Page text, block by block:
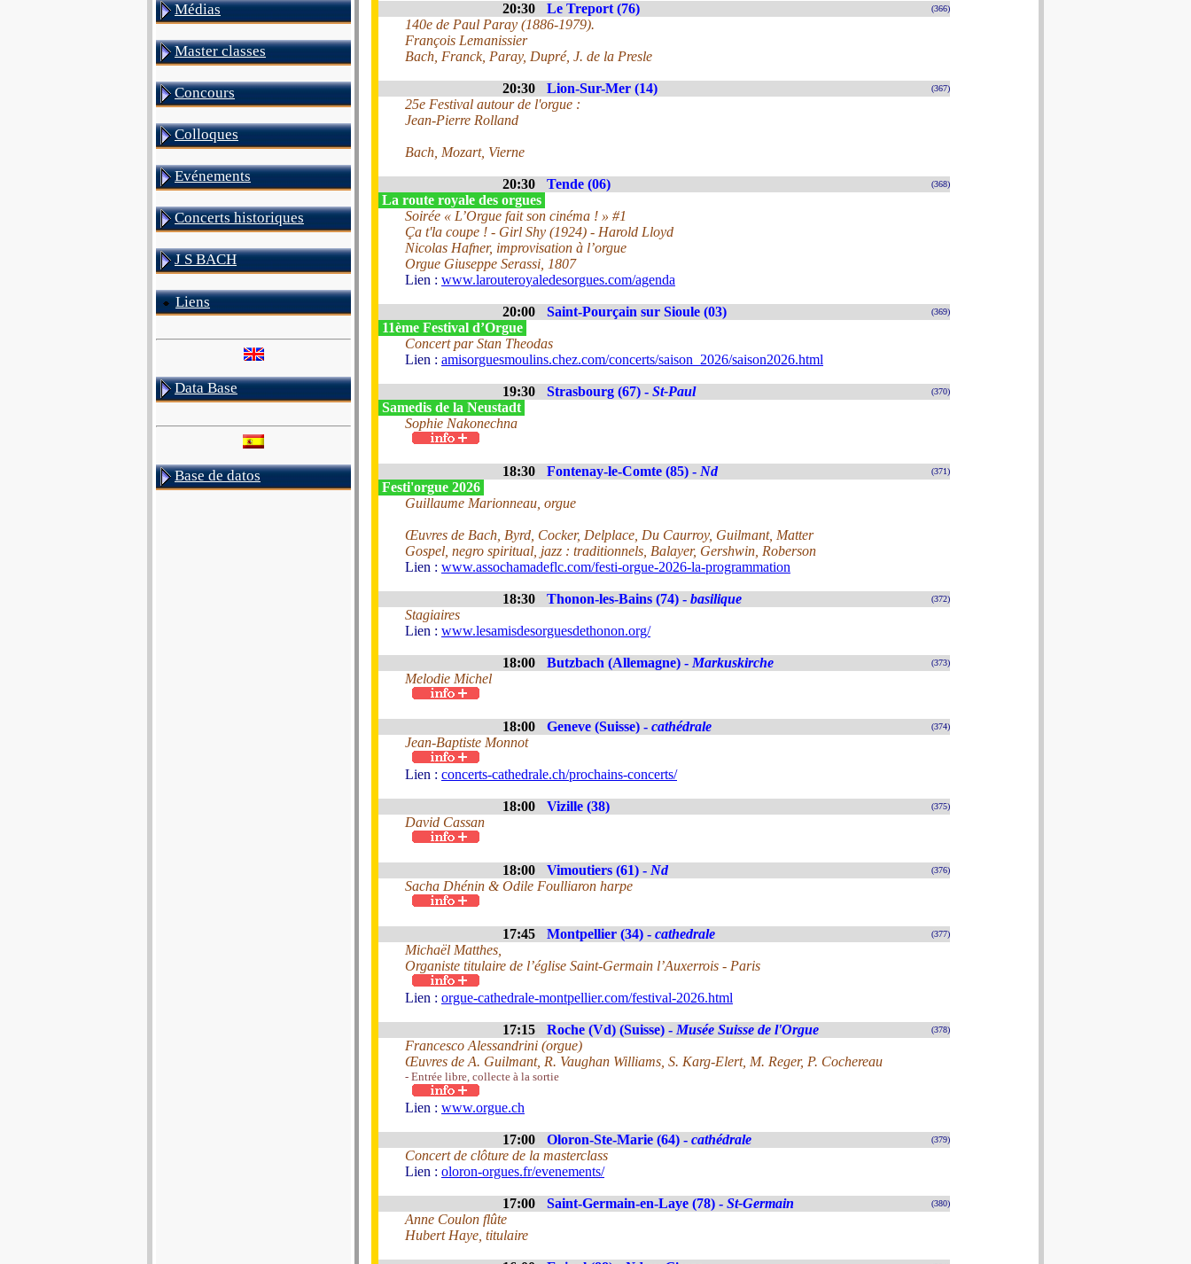
Médias
Master classes
Concours
Colloques
Evénements
Concerts historiques
J S BACH
Liens
Data Base
Base de datos
20:30 Le Treport (76) (366)
140e de Paul Paray (1886-1979).
François Lemanissier
Bach, Franck, Paray, Dupré, J. de la Presle
20:30 Lion-Sur-Mer (14) (367)
25e Festival autour de l'orgue :
Jean-Pierre Rolland
Bach, Mozart, Vierne
20:30 Tende (06) (368)
La route royale des orgues
Soirée « L’Orgue fait son cinéma ! » #1
Ça t'la coupe ! - Girl Shy (1924) - Harold Lloyd
Nicolas Hafner, improvisation à l’orgue
Orgue Giuseppe Serassi, 1807
Lien : www.larouteroyaledesorgues.com/agenda
20:00 Saint-Pourçain sur Sioule (03) (369)
11ème Festival d’Orgue
Concert par Stan Theodas
Lien : amisorguesmoulins.chez.com/concerts/saison_2026/saison2026.html
19:30 Strasbourg (67) - St-Paul (370)
Samedis de la Neustadt
Sophie Nakonechna
18:30 Fontenay-le-Comte (85) - Nd (371)
Festi'orgue 2026
Guillaume Marionneau, orgue
Œuvres de Bach, Byrd, Cocker, Delplace, Du Caurroy, Guilmant, Matter
Gospel, negro spiritual, jazz : traditionnels, Balayer, Gershwin, Roberson
Lien : www.assochamadeflc.com/festi-orgue-2026-la-programmation
18:30 Thonon-les-Bains (74) - basilique (372)
Stagiaires
Lien : www.lesamisdesorguesdethonon.org/
18:00 Butzbach (Allemagne) - Markuskirche (373)
Melodie Michel
18:00 Geneve (Suisse) - cathédrale (374)
Jean-Baptiste Monnot
Lien : concerts-cathedrale.ch/prochains-concerts/
18:00 Vizille (38) (375)
David Cassan
18:00 Vimoutiers (61) - Nd (376)
Sacha Dhénin & Odile Foulliaron harpe
17:45 Montpellier (34) - cathedrale (377)
Michaël Matthes,
Organiste titulaire de l’église Saint-Germain l’Auxerrois - Paris
Lien : orgue-cathedrale-montpellier.com/festival-2026.html
17:15 Roche (Vd) (Suisse) - Musée Suisse de l'Orgue (378)
Francesco Alessandrini (orgue)
Œuvres de A. Guilmant, R. Vaughan Williams, S. Karg-Elert, M. Reger, P. Cochereau
- Entrée libre, collecte à la sortie
Lien : www.orgue.ch
17:00 Oloron-Ste-Marie (64) - cathédrale (379)
Concert de clôture de la masterclass
Lien : oloron-orgues.fr/evenements/
17:00 Saint-Germain-en-Laye (78) - St-Germain (380)
Anne Coulon flûte
Hubert Haye, titulaire